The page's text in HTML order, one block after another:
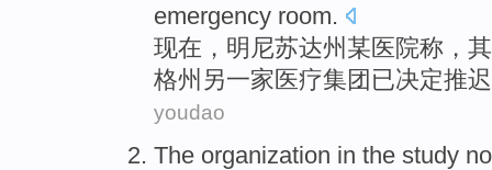
emergency room.
现在 ， 明尼苏达州 某医院称 ， 其
格州 另一家医疗集团 已决定推迟
youdao
The organization in the study